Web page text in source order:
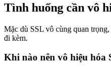
Tình huống cần vô
Mặc dù SSL vô cùng quan
đi kèm.
Khi nào nên vô hiệu hóa